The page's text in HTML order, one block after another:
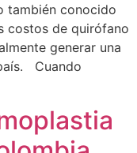
también conocido
costos de quirófano
generar una
Cuando